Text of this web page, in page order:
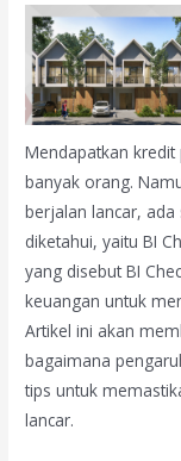
Mendapatkan kredit
banyak orang.
berjalan lancar,
diketahui, yaitu BI
yang disebut BI
keuangan untuk
Artikel ini akan
bagaimana
tips untuk
lancar.